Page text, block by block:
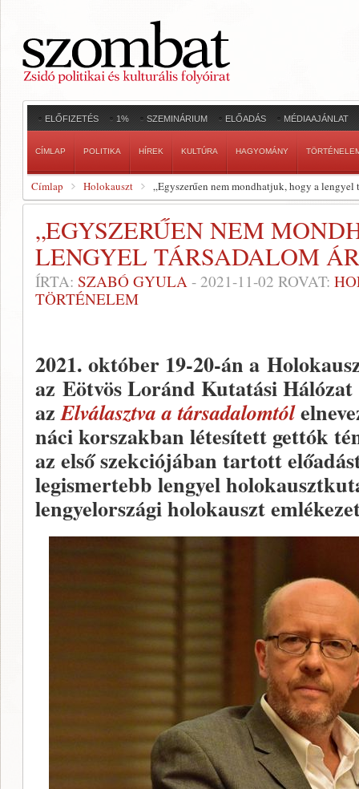
ELŐFIZETÉS 1% SZEMINÁRIUM ELŐADÁS MÉDIAAJÁNLAT
CÍMLAP POLITIKA HÍREK KULTÚRA HAGYOMÁNY
Címlap Holokauszt „Egyszerűen nem mondhatjuk, hogy a lengyel
„EGYSZERŰEN NEM
LENGYEL TÁRSADALOM
ÍRTA: SZABÓ GYULA - 2021-11-02 ROVAT:
TÖRTÉNELEM
2021. október 19-20-án a
az Eötvös Loránd Kutatási Hálózat
azElválasztva a társadalomtól
náci korszakban létesített gettók
az első szekciójában tartott
legismertebb lengyel
lengyelországi holokauszt